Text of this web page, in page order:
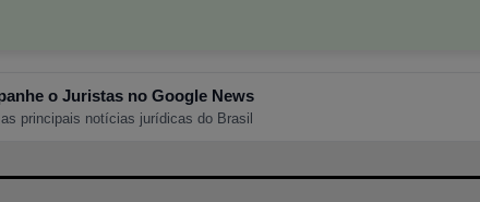
o Juristas no Google News
principais notícias jurídicas do Brasil